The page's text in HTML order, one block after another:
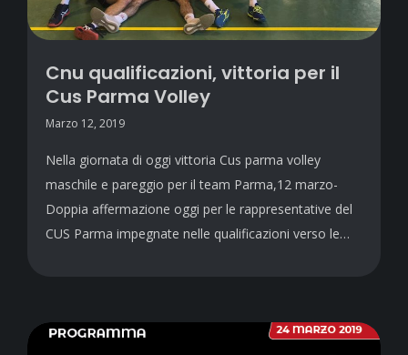
Cnu qualificazioni, vittoria per il
Cus Parma Volley
Marzo 12, 2019
Nella giornata di oggi vittoria Cus parma volley
maschile e pareggio per il team Parma,12 marzo-
Doppia affermazione oggi per le rappresentative del
CUS Parma impegnate nelle qualificazioni verso le…